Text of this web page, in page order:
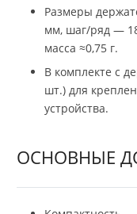
Размеры
мм, шаг/ряд —
масса ≈0,75 г.
В комплекте с
шт.) для
устройства.
ОСНОВНЫЕ